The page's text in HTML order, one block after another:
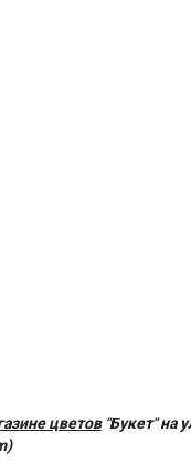
цветов"Букет" на